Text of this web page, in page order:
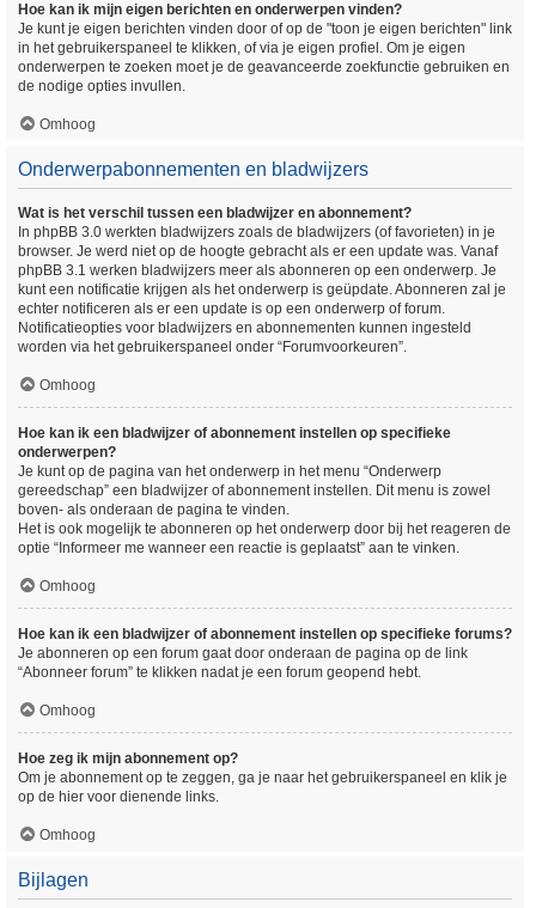
Hoe kan ik mijn eigen berichten en onderwerpen vinden?
Je kunt je eigen berichten vinden door of op de "toon je eigen berichten" link
in het gebruikerspaneel te klikken, of via je eigen profiel. Om je eigen
onderwerpen te zoeken moet je de geavanceerde zoekfunctie gebruiken en
de nodige opties invullen.
Omhoog
Onderwerpabonnementen en bladwijzers
Wat is het verschil tussen een bladwijzer en abonnement?
In phpBB 3.0 werkten bladwijzers zoals de bladwijzers (of favorieten) in je
browser. Je werd niet op de hoogte gebracht als er een update was. Vanaf
phpBB 3.1 werken bladwijzers meer als abonneren op een onderwerp. Je
kunt een notificatie krijgen als het onderwerp is geüpdate. Abonneren zal je
echter notificeren als er een update is op een onderwerp of forum.
Notificatieopties voor bladwijzers en abonnementen kunnen ingesteld
worden via het gebruikerspaneel onder “Forumvoorkeuren”.
Omhoog
Hoe kan ik een bladwijzer of abonnement instellen op specifieke
onderwerpen?
Je kunt op de pagina van het onderwerp in het menu “Onderwerp
gereedschap” een bladwijzer of abonnement instellen. Dit menu is zowel
boven- als onderaan de pagina te vinden.
Het is ook mogelijk te abonneren op het onderwerp door bij het reageren de
optie “Informeer me wanneer een reactie is geplaatst” aan te vinken.
Omhoog
Hoe kan ik een bladwijzer of abonnement instellen op specifieke forums?
Je abonneren op een forum gaat door onderaan de pagina op de link
“Abonneer forum” te klikken nadat je een forum geopend hebt.
Omhoog
Hoe zeg ik mijn abonnement op?
Om je abonnement op te zeggen, ga je naar het gebruikerspaneel en klik je
op de hier voor dienende links.
Omhoog
Bijlagen